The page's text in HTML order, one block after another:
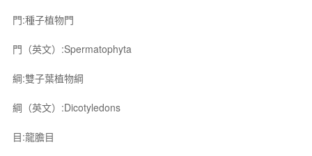
門:種子植物門
門（英文）:Spermatophyta
綱:雙子葉植物綱
綱（英文）:Dicotyledons
目:龍膽目